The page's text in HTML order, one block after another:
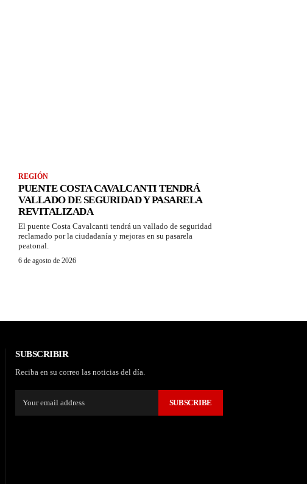
REGIÓN
PUENTE COSTA CAVALCANTI TENDRÁ
VALLADO DE SEGURIDAD Y PASARELA
REVITALIZADA
El puente Costa Cavalcanti tendrá un vallado de seguridad
reclamado por la ciudadanía y mejoras en su pasarela
peatonal.
6 de agosto de 2026
SUBSCRIBIR
Reciba en su correo las noticias del día.
SUBSCRIBE